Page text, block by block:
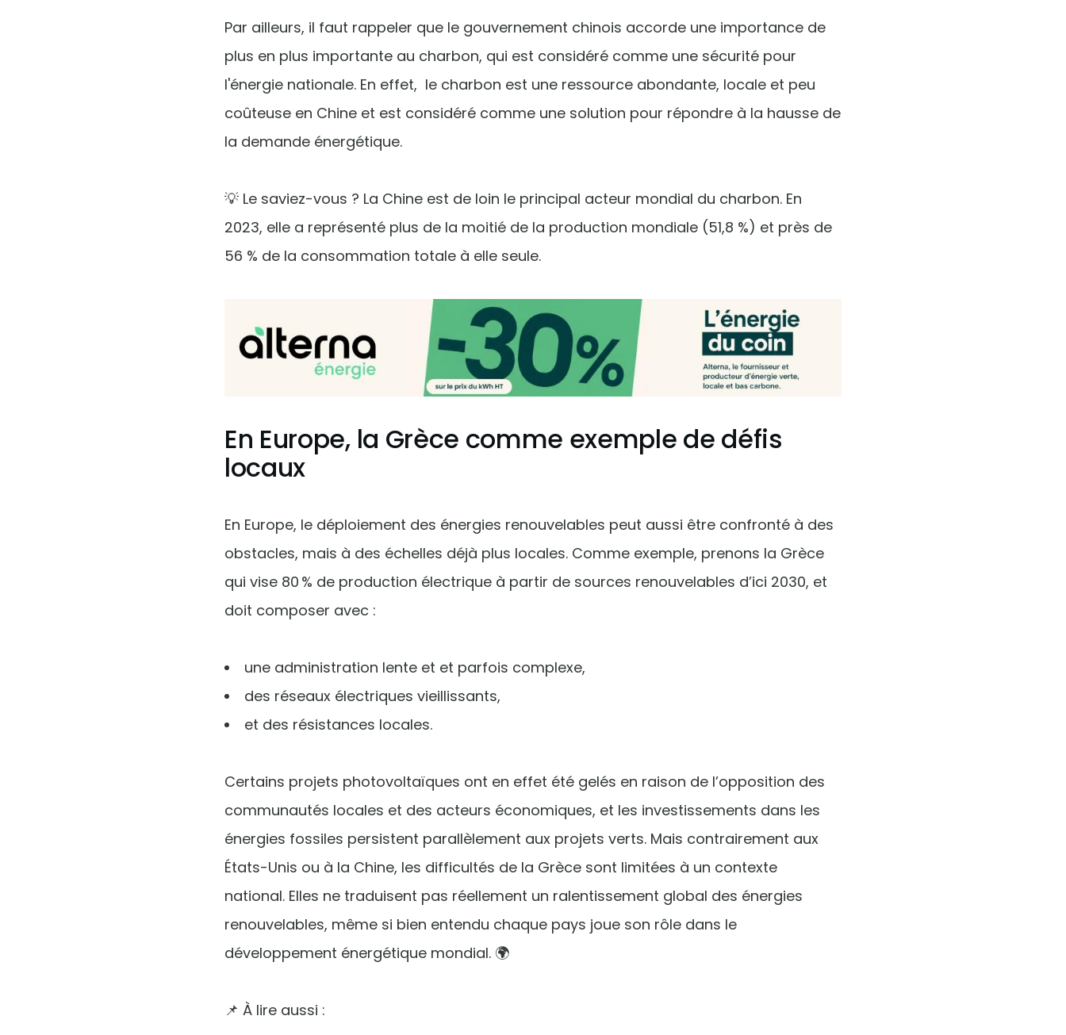
Par ailleurs, il faut rappeler que le gouvernement chinois accorde une importance de
plus en plus importante au charbon, qui est considéré comme une sécurité pour
l'énergie nationale. En effet, le charbon est une ressource abondante, locale et peu
coûteuse en Chine et est considéré comme une solution pour répondre à la hausse de
la demande énergétique.
💡 Le saviez-vous ? La Chine est de loin le principal acteur mondial du charbon. En
2023, elle a représenté plus de la moitié de la production mondiale (51,8 %) et près de
56 % de la consommation totale à elle seule.
En Europe, la Grèce comme exemple de défis
locaux
En Europe, le déploiement des énergies renouvelables peut aussi être confronté à des
obstacles, mais à des échelles déjà plus locales. Comme exemple, prenons la Grèce
qui vise 80 % de production électrique à partir de sources renouvelables d’ici 2030, et
doit composer avec :
une administration lente et et parfois complexe,
des réseaux électriques vieillissants,
et des résistances locales.
Certains projets photovoltaïques ont en effet été gelés en raison de l’opposition des
communautés locales et des acteurs économiques, et les investissements dans les
énergies fossiles persistent parallèlement aux projets verts. Mais contrairement aux
États-Unis ou à la Chine, les difficultés de la Grèce sont limitées à un contexte
national. Elles ne traduisent pas réellement un ralentissement global des énergies
renouvelables, même si bien entendu chaque pays joue son rôle dans le
développement énergétique mondial. 🌍
📌 À lire aussi :